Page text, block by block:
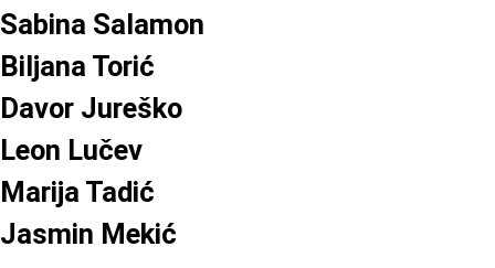
Sabina Salamon
Biljana Torić
Davor Jureško
Leon Lučev
Marija Tadić
Jasmin Mekić